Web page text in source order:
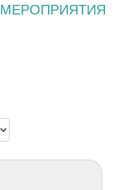
МЕРОПРИЯТИЯ